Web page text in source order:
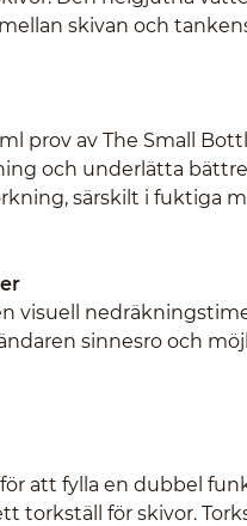
skivan och
prov av The Small
och underlätta
särskilt i fuktiga
visuell
sinnesro och
för att fylla en dubbel
torkställ för skivor.